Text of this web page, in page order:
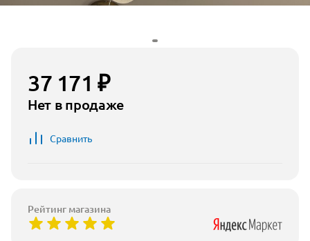
37 171 ₽
Нет в продаже
Сравнить
Рейтинг магазина